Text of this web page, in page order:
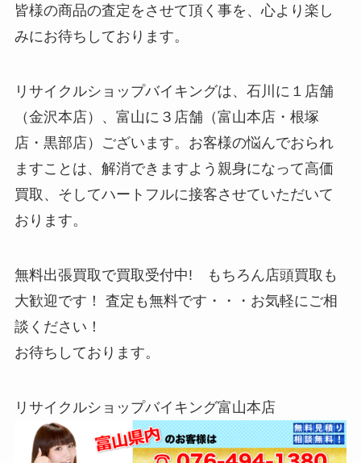
皆様の商品の査定をさせて頂く事を、心より楽し
みにお待ちしております。
リサイクルショップバイキングは、石川に１店舗
（金沢本店）、富山に３店舗（富山本店・根塚
店・黒部店）ございます。お客様の悩んでおられ
ますことは、解消できますよう親身になって高価
買取、そしてハートフルに接客させていただいて
おります。
無料出張買取で買取受付中! もちろん店頭買取も
大歓迎です！ 査定も無料です・・・お気軽にご相
談ください！
お待ちしております。
リサイクルショップバイキング富山本店